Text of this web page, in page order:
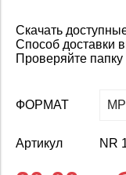
Скачать
Способ доставки
Проверяйте
ФОРМАТ
Артикул NR